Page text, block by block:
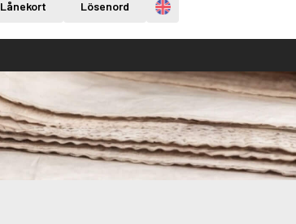
Lånekort Lösenord Engelska